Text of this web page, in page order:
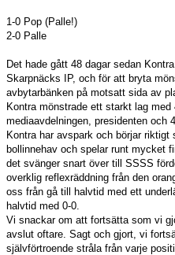
1-0 Pop (Palle!)
2-0 Palle
Det hade gått 48 dagar sedan
Skarpnäcks IP, och för att bryta
avbytarbänken på motsatt sida av
Kontra mönstrade ett starkt lag
mediaavdelningen, presidenten och
Kontra har avspark och börjar
bollinnehav och spelar runt mycket
det svänger snart över till SSSS
overklig reflexräddning från den
oss från gå till halvtid med ett
halvtid med 0-0.
Vi snackar om att fortsätta som vi
avslut oftare. Sagt och gjort, vi
självförtroende stråla från varje